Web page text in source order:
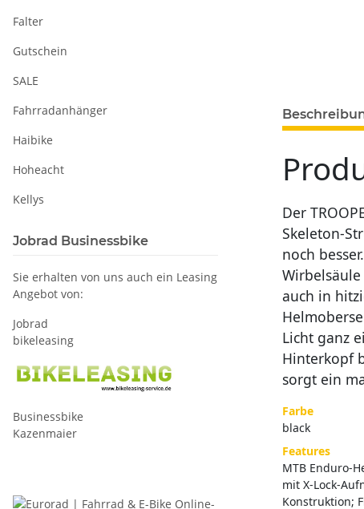
Der
Skeleton-
noch
auch in
Licht ganz
Hinterkopf
sorgt ein
Farbe
black
Features
MTB Enduro-
mit X-Lock-
Konstruktion;
Falter
Gutschein
SALE
Fahrradanhänger
Haibike
Hoheacht
Kellys
Jobrad Businessbike
Sie erhalten von uns auch ein Leasing
Angebot von:
Jobrad
bikeleasing
Businessbike
Kazenmaier